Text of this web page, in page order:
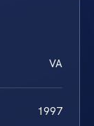
VA
1997